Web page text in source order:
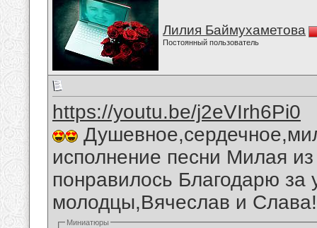
Лилия Баймухаметова
Постоянный пользователь
https://youtu.be/j2eVIrh6Pi0
исполнение песни Милая
понравилось Благодарю за
молодцы,Вячеслав и Слава!
Миниатюры